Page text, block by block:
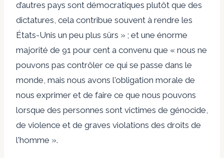
d’autres pays sont démocratiques plutôt que des
dictatures, cela contribue souvent à rendre les
États-Unis un peu plus sûrs » ; et une énorme
majorité de 91 pour cent a convenu que « nous ne
pouvons pas contrôler ce qui se passe dans le
monde, mais nous avons l'obligation morale de
nous exprimer et de faire ce que nous pouvons
lorsque des personnes sont victimes de génocide,
de violence et de graves violations des droits de
l'homme ».